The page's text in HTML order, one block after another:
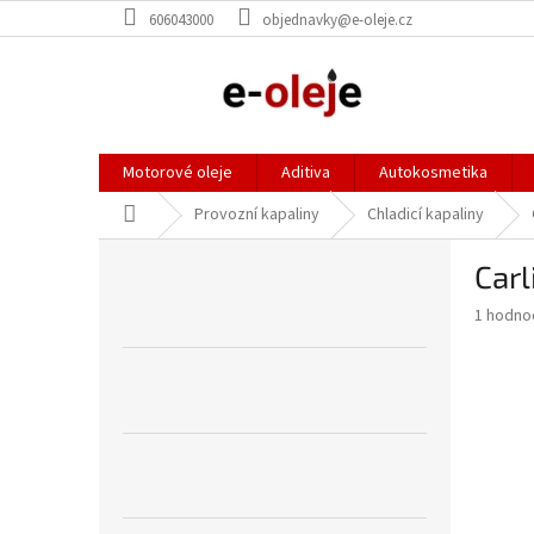
na
606043000 objednavky@e-oleje.cz
Motorové oleje Aditiva Autokosmetika
Domů Provozní kapaliny Chladicí kapaliny
1